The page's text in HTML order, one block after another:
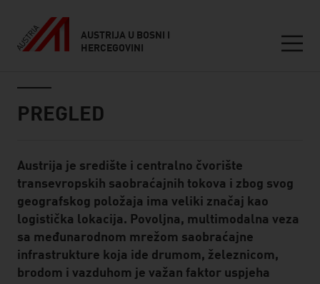
AUSTRIJA U BOSNI I
HERCEGOVINI
PREGLED
Standard Content Module
Austrija je središte i centralno čvorište
transevropskih saobraćajnih tokova i zbog svog
geografskog položaja ima veliki značaj kao
logistička lokacija. Povoljna, multimodalna veza
sa međunarodnom mrežom saobraćajne
infrastrukture koja ide drumom, železnicom,
brodom i vazduhom je važan faktor uspjeha